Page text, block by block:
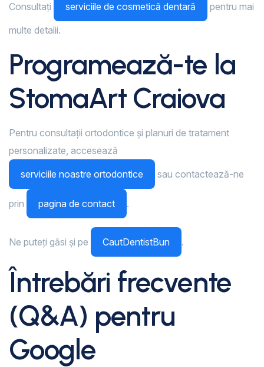
Consultați
serviciile de cosmetică dentară
pentru mai
multe detalii.
Programează-te la
StomaArt Craiova
Pentru consultații ortodontice și planuri de tratament
personalizate, accesează
serviciile noastre ortodontice
sau contactează-ne
prin pagina de contact .
Ne puteți găsi și pe CautDentistBun .
Întrebări frecvente
(Q&A) pentru
Google